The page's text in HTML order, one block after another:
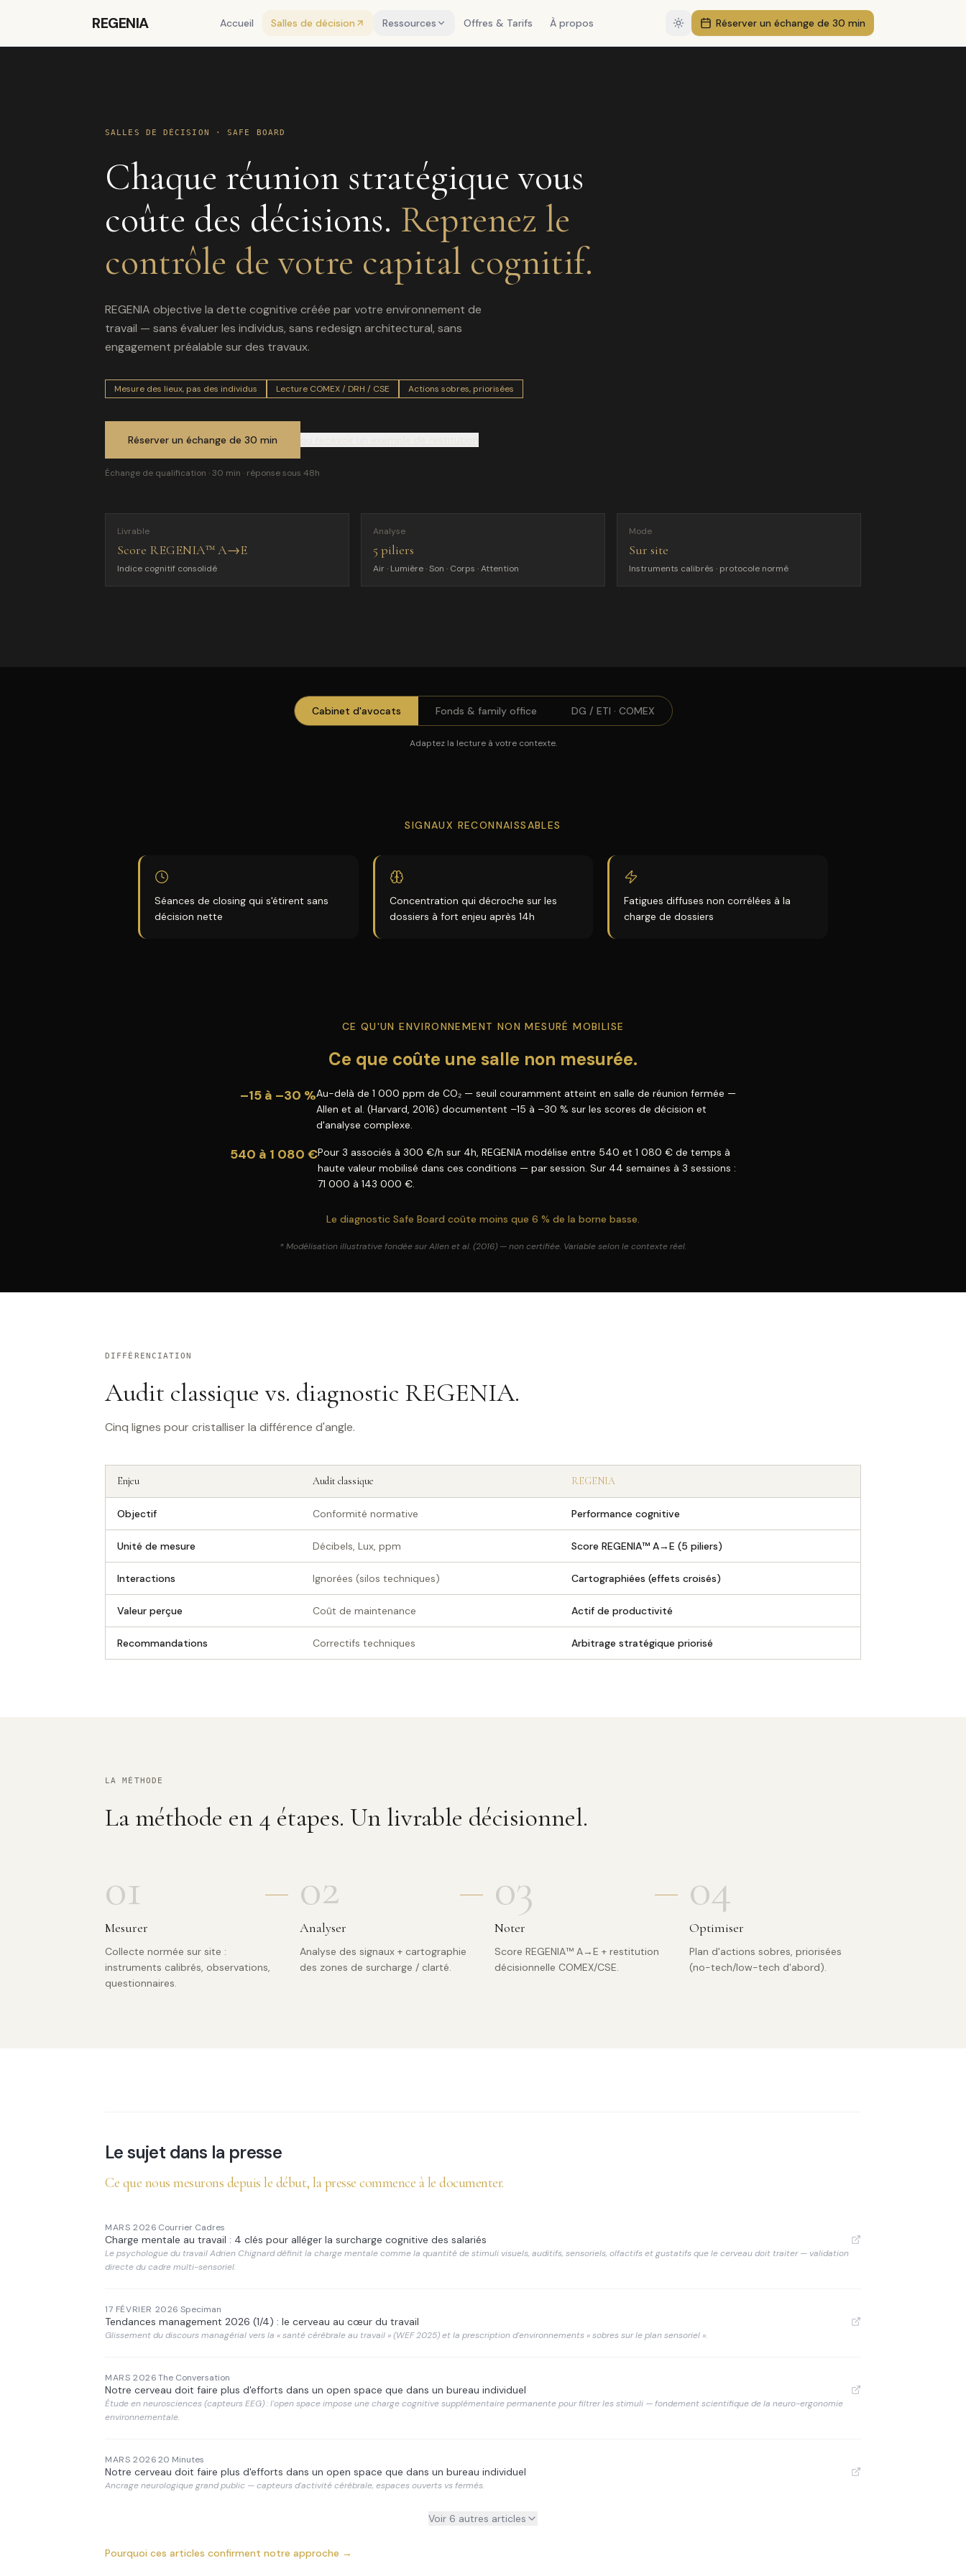
REGENIA Accueil Salles de décision Ressources Offres & Tarifs À propos Réserver un échange de 30 min
SALLES DE DÉCISION · SAFE BOARD
Chaque réunion stratégique vous
coûte des décisions. Reprenez le
contrôle de votre capital cognitif.
REGENIA objective la dette cognitive créée par votre environnement de
travail — sans évaluer les individus, sans redesign architectural, sans
engagement préalable sur des travaux.
Mesure des lieux, pas des individus Lecture COMEX / DRH / CSE Actions sobres, priorisées
Réserver un échange de 30 min
Échange de qualification · 30 min · réponse sous 48h
Livrable
Score REGENIA™ A→E
Indice cognitif consolidé
Analyse
5 piliers
Air · Lumière · Son · Corps · Attention
Mode
Sur site
Instruments calibrés · protocole normé
Cabinet d'avocats Fonds & family office DG / ETI · COMEX
Adaptez la lecture à votre contexte.
SIGNAUX RECONNAISSABLES
Séances de closing qui s'étirent sans
décision nette
Concentration qui décroche sur les
dossiers à fort enjeu après 14h
Fatigues diffuses non corrélées à la
charge de dossiers
CE QU'UN ENVIRONNEMENT NON MESURÉ MOBILISE
Ce que coûte une salle non mesurée.
–15 à –30 %Au-delà de 1 000 ppm de CO₂ — seuil couramment atteint en salle de réunion fermée —
Allen et al. (Harvard, 2016) documentent –15 à –30 % sur les scores de décision et
d'analyse complexe.
540 à 1 080 €Pour 3 associés à 300 €/h sur 4h, REGENIA modélise entre 540 et 1 080 € de temps à
haute valeur mobilisé dans ces conditions — par session. Sur 44 semaines à 3 sessions :
71 000 à 143 000 €.
Le diagnostic Safe Board coûte moins que 6 % de la borne basse.
* Modélisation illustrative fondée sur Allen et al. (2016) — non certifiée. Variable selon le contexte réel.
DIFFÉRENCIATION
Audit classique vs. diagnostic REGENIA.
Cinq lignes pour cristalliser la différence d'angle.
Enjeu Audit classique REGENIA
Objectif Conformité normative Performance cognitive
Unité de mesure Décibels, Lux, ppm Score REGENIA™ A→E (5 piliers)
Interactions Ignorées (silos techniques) Cartographiées (effets croisés)
Valeur perçue Coût de maintenance Actif de productivité
Recommandations Correctifs techniques Arbitrage stratégique priorisé
LA MÉTHODE
La méthode en 4 étapes. Un livrable décisionnel.
01
Mesurer
Collecte normée sur site :
instruments calibrés, observations,
questionnaires.
02
Analyser
Analyse des signaux + cartographie
des zones de surcharge / clarté.
03
Noter
Score REGENIA™ A→E + restitution
décisionnelle COMEX/CSE.
04
Optimiser
Plan d'actions sobres, priorisées
(no-tech/low-tech d'abord).
Le sujet dans la presse
Ce que nous mesurons depuis le début, la presse commence à le documenter.
MARS 2026 Courrier Cadres
Charge mentale au travail : 4 clés pour alléger la surcharge cognitive des salariés
Le psychologue du travail Adrien Chignard définit la charge mentale comme la quantité de stimuli visuels, auditifs, sensoriels, olfactifs et gustatifs que le cerveau doit traiter — validation
directe du cadre multi-sensoriel.
17 FÉVRIER 2026 Speciman
Tendances management 2026 (1/4) : le cerveau au cœur du travail
Glissement du discours managérial vers la « santé cérébrale au travail » (WEF 2025) et la prescription d'environnements « sobres sur le plan sensoriel ».
MARS 2026·The Conversation
Notre cerveau doit faire plus d'efforts dans un open space que dans un bureau individuel
Étude en neurosciences (capteurs EEG) : l'open space impose une charge cognitive supplémentaire permanente pour filtrer les stimuli — fondement scientifique de la neuro-ergonomie
environnementale.
MARS 2026·20 Minutes
Notre cerveau doit faire plus d'efforts dans un open space que dans un bureau individuel
Ancrage neurologique grand public — capteurs d'activité cérébrale, espaces ouverts vs fermés.
Voir 6 autres articles
Pourquoi ces articles confirment notre approche →